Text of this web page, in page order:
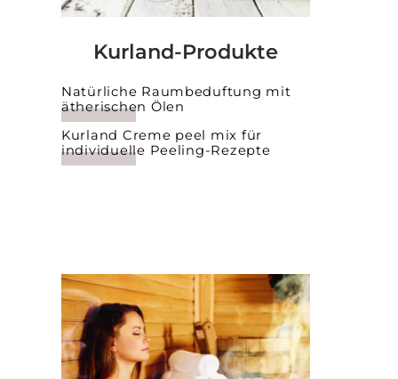
Kurland-Produkte
Natürliche Raumbeduftung mit
ätherischen Ölen
Kurland Creme peel mix für
individuelle Peeling-Rezepte